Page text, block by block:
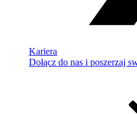
Kariera
Dołącz do nas i poszerzaj